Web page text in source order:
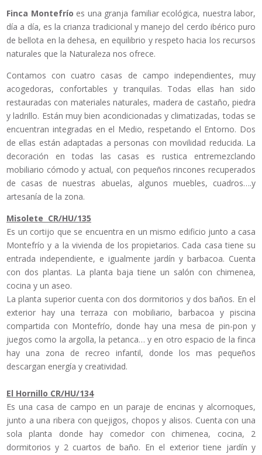
Finca Montefrío es una granja familiar ecológica, nuestra labor,
día a día, es la crianza tradicional y manejo del cerdo ibérico puro
de bellota en la dehesa, en equilibrio y respeto hacia los recursos
naturales que la Naturaleza nos ofrece.
Contamos con cuatro casas de campo independientes, muy
acogedoras, confortables y tranquilas. Todas ellas han sido
restauradas con materiales naturales, madera de castaño, piedra
y ladrillo. Están muy bien acondicionadas y climatizadas, todas se
encuentran integradas en el Medio, respetando el Entorno. Dos
de ellas están adaptadas a personas con movilidad reducida. La
decoración en todas las casas es rustica entremezclando
mobiliario cómodo y actual, con pequeños rincones recuperados
de casas de nuestras abuelas, algunos muebles, cuadros….y
artesanía de la zona.
Misolete CR/HU/135
Es un cortijo que se encuentra en un mismo edificio junto a casa
Montefrío y a la vivienda de los propietarios. Cada casa tiene su
entrada independiente, e igualmente jardín y barbacoa. Cuenta
con dos plantas. La planta baja tiene un salón con chimenea,
cocina y un aseo.
La planta superior cuenta con dos dormitorios y dos baños. En el
exterior hay una terraza con mobiliario, barbacoa y piscina
compartida con Montefrío, donde hay una mesa de pin-pon y
juegos como la argolla, la petanca… y en otro espacio de la finca
hay una zona de recreo infantil, donde los mas pequeños
descargan energía y creatividad.
El Hornillo CR/HU/134
Es una casa de campo en un paraje de encinas y alcornoques,
junto a una ribera con quejigos, chopos y alisos. Cuenta con una
sola planta donde hay comedor con chimenea, cocina, 2
dormitorios y 2 cuartos de baño. En el exterior tiene jardín y